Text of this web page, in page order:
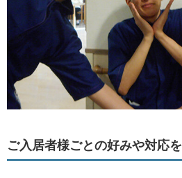
ご入居者様ごとの好みや対応